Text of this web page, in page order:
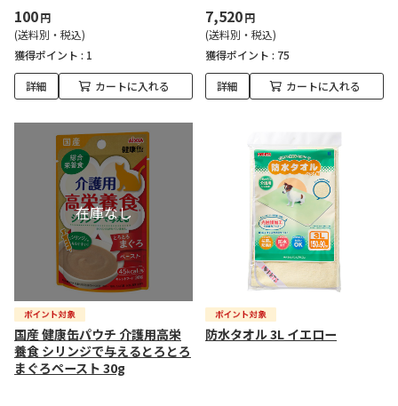
100円
(送料別・税込)
獲得ポイント : 1
詳細 カートに入れる
7,520円
(送料別・税込)
獲得ポイント : 75
詳細 カートに入れる
国産 健康缶パウチ 介護用高栄
養食 シリンジで与えるとろとろ
まぐろペースト 30g
防水タオル 3L イエロー